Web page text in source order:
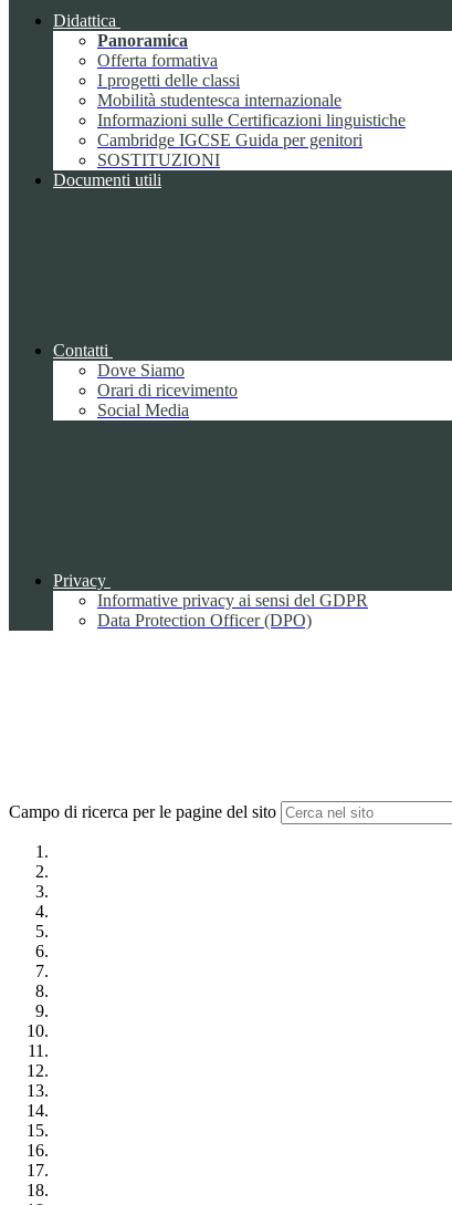
Didattica
Panoramica
Offerta formativa
I progetti delle classi
Mobilità studentesca internazionale
Informazioni sulle Certificazioni linguistiche
Cambridge IGCSE Guida per genitori
SOSTITUZIONI
Documenti utili
Contatti
Dove Siamo
Orari di ricevimento
Social Media
Privacy
Informative privacy ai sensi del GDPR
Data Protection Officer (DPO)
Campo di ricerca per le pagine del sito